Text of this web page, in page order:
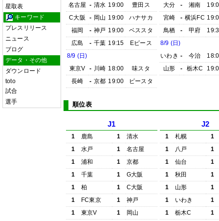
星取表
キーワード
プレスリリース
ニュース
ブログ
データ・その他
ダウンロード
toto
試合
選手
名古屋 - 清水 19:00
豊田ス
C大阪
- 岡山 19:00
ハナサカ
福岡
- 神戸 19:00
ベススタ
広島
- 千葉 19:15
Eピース
8/9 (日)
東京V
- 川崎 18:00
味スタ
長崎
- 京都 19:00 ピースタ
大分
- 湘南
宮崎
- 横浜FC
鳥栖
- 甲府
8/9 (日)
いわき - 今治
山形
- 栃木C
順位表
J1
1 鹿島 1
清水
1
水戸 1
名古屋
1
浦和 1
京都
1
千葉 1
G大阪
1
柏 1
C大阪
1
FC東京 1
神戸
1
東京V 1
岡山
J2
1 札幌
1
1
八戸
1
1
仙台
1
1
秋田
1
1
山形
1
1
いわき
1
1
栃木C
1